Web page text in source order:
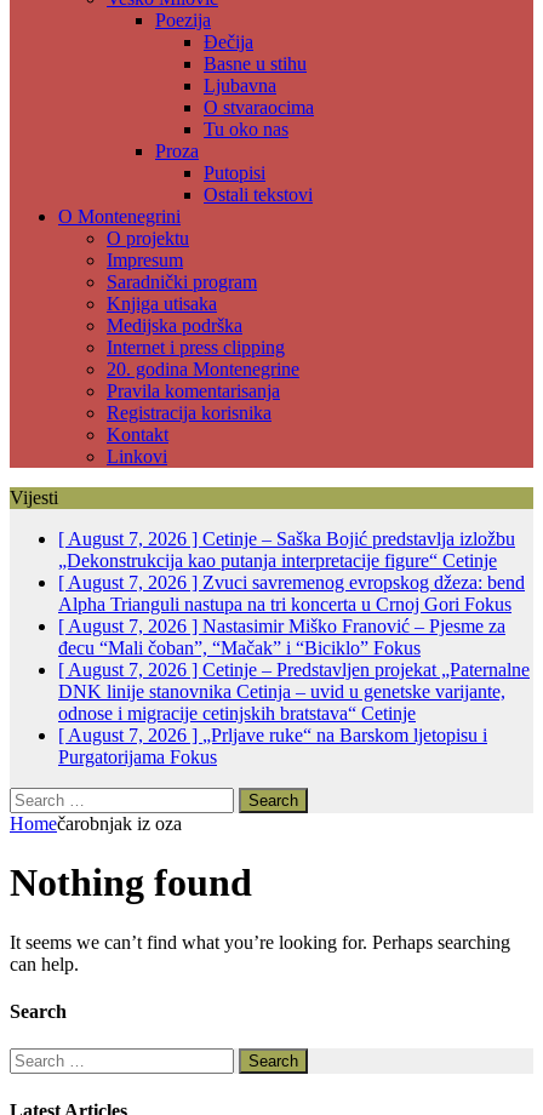
Poezija
Đečija
Basne u stihu
Ljubavna
O stvaraocima
Tu oko nas
Proza
Putopisi
Ostali tekstovi
O Montenegrini
O projektu
Impresum
Saradnički program
Knjiga utisaka
Medijska podrška
Internet i press clipping
20. godina Montenegrine
Pravila komentarisanja
Registracija korisnika
Kontakt
Linkovi
Vijesti
[ August 7, 2026 ] Cetinje – Saška Bojić predstavlja izložbu
„Dekonstrukcija kao putanja interpretacije figure“ Cetinje
[ August 7, 2026 ] Zvuci savremenog evropskog džeza: bend
Alpha Trianguli nastupa na tri koncerta u Crnoj Gori Fokus
[ August 7, 2026 ] Nastasimir Miško Franović – Pjesme za
đecu “Mali čoban”, “Mačak” i “Biciklo” Fokus
[ August 7, 2026 ] Cetinje – Predstavljen projekat „Paternalne
DNK linije stanovnika Cetinja – uvid u genetske varijante,
odnose i migracije cetinjskih bratstava“ Cetinje
[ August 7, 2026 ] „Prljave ruke“ na Barskom ljetopisu i
Purgatorijama Fokus
Search
for:
Homečarobnjak iz oza
Nothing found
It seems we can’t find what you’re looking for. Perhaps searching
can help.
Search
Search
for:
Latest Articles